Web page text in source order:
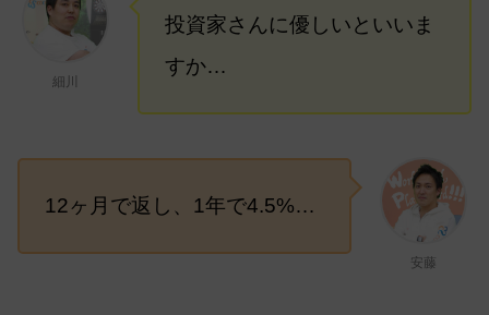
細川
投資家さんに優しいといいま
すか…
安藤
12ヶ月で返し、1年で4.5%…